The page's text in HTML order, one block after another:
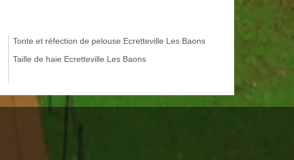
Tonte et réfection de pelouse Ecretteville Les Baons
Taille de haie Ecretteville Les Baons